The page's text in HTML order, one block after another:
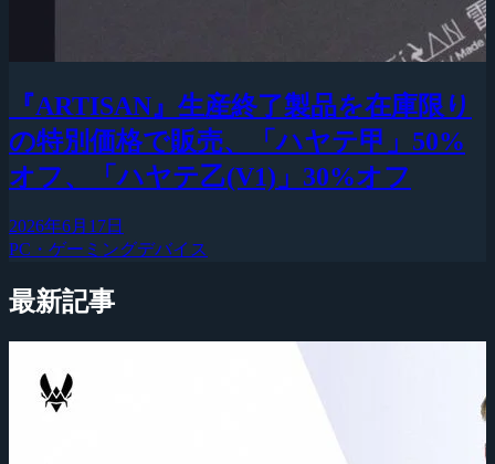
『ARTISAN』生産終了製品を在庫限り
の特別価格で販売、「ハヤテ甲」50%
オフ、「ハヤテ乙(V1)」30%オフ
2026年6月17日
PC・ゲーミングデバイス
最新記事